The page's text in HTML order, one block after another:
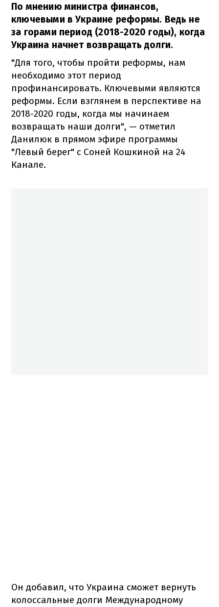
По мнению министра финансов,
ключевыми в Украине реформы. Ведь не
за горами период (2018-2020 годы), когда
Украина начнет возвращать долги.
"Для того, чтобы пройти реформы, нам
необходимо этот период
профинансировать. Ключевыми являются
реформы. Если взглянем в перспективе на
2018-2020 годы, когда мы начинаем
возвращать наши долги", — отметил
Данилюк в прямом эфире программы
"Левый берег" с Соней Кошкиной на 24
Канале.
Он добавил, что Украина сможет вернуть
колоссальные долги Международному